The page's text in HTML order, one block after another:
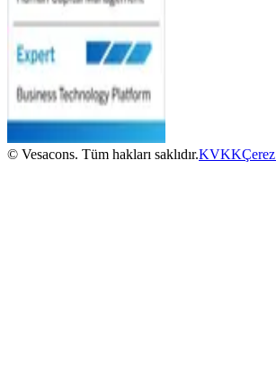
© Vesacons. Tüm hakları saklıdır.KVKK